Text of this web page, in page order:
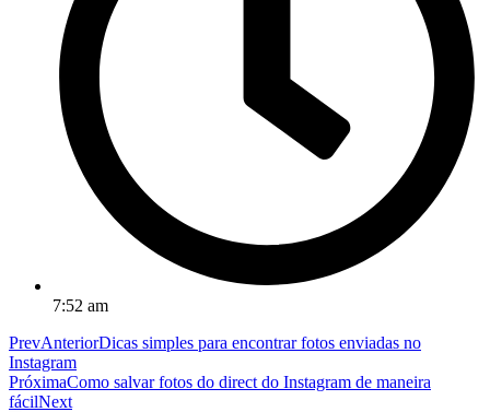
7:52 am
PrevAnteriorDicas simples para encontrar fotos enviadas no
Instagram
PróximaComo salvar fotos do direct do Instagram de maneira
fácilNext